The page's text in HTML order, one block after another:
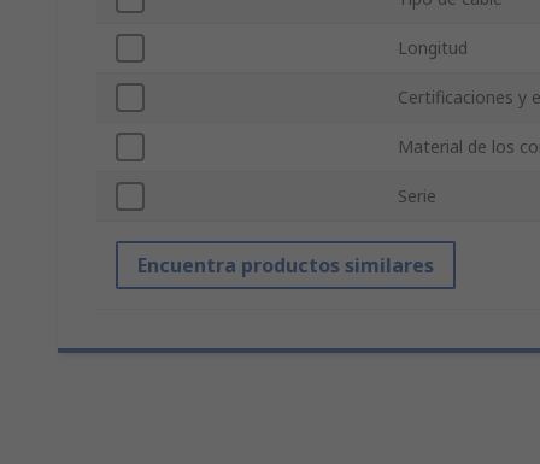
Longitud
Certificaciones y
Material de los
Serie
Encuentra productos similares